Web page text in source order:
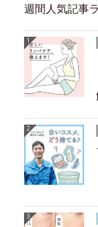
週間人気記事